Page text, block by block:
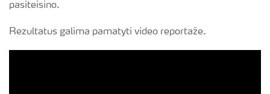
pasiteisino.
Rezultatus galima pamatyti video reportaže.